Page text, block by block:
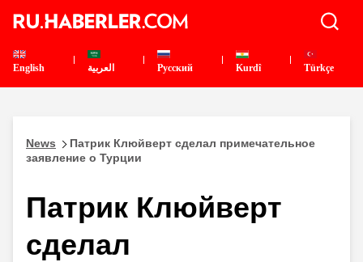
English العربية Pусский Kurdî Türkçe
News
Патрик Клюйверт сделал примечательное
заявление о Турции
Патрик Клюйверт
сделал